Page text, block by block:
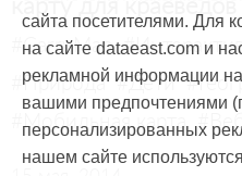
#CarryMap
#Природа #Дети
#Мобильная карта
сайта посетителями. Для
на сайте dataeast.com и
рекламной информации на
вашими предпочтениями
персонализированных
нашем сайте